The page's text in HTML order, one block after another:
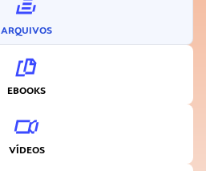
ARQUIVOS
EBOOKS
VÍDEOS